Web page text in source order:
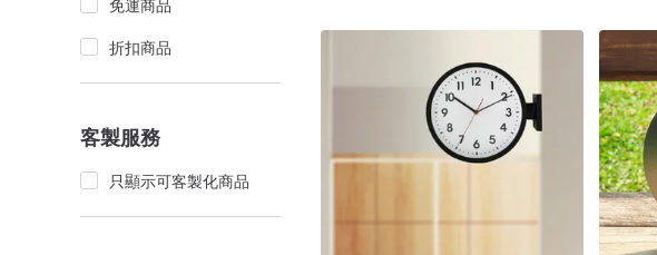
免運商品
折扣商品
客製服務
只顯示可客製化商品